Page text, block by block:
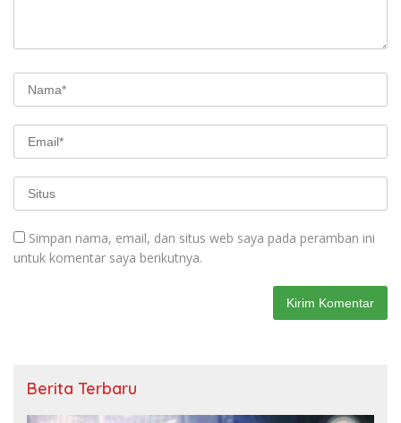
Simpan nama, email, dan situs web saya pada peramban ini
untuk komentar saya berikutnya.
Berita Terbaru